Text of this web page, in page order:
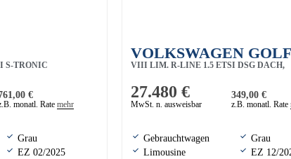
S-TRONIC
€
monatl. Rate mehr
Grau
EZ 02/2025
VOLKSWAGEN GOLF
VIII LIM. R-LINE 1.5 ETSI DSG DACH,
27.480 €
MwSt. n. ausweisbar
349,00 €
z.B. monatl. Rate
Gebrauchtwagen
Limousine
Grau
EZ 12/